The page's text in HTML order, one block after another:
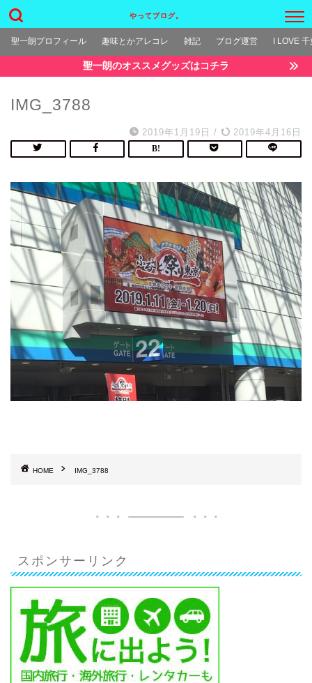
やってブログ。
聖一朗プロフィール 趣味とかアレコレ 雑記 ブログ運営 I LOVE
聖一朗のオススメグッズはコチラ
IMG_3788
2019年1月19日 / 2019年4月16日
HOME IMG_3788
スポンサーリンク